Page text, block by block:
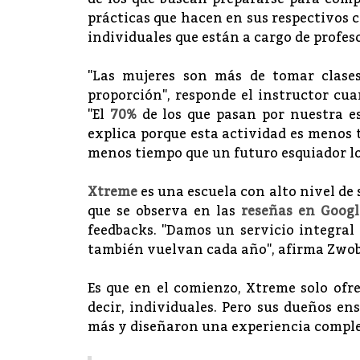
prácticas que hacen en sus respectivos
individuales que están a cargo de
"Las mujeres son más de tomar
proporción", responde el instructor
"El 70%de los que pasan por nuestra
explica porque esta actividad es
menos tiempo que un futuro esquiador
Xtremees una escuela con alto nivel
que se observa en las reseñas en
feedbacks. "Damos un servicio
también vuelvan cada año", afirma
Es que en el comienzo, Xtreme solo
decir, individuales. Pero sus dueños
más y diseñaron una experiencia